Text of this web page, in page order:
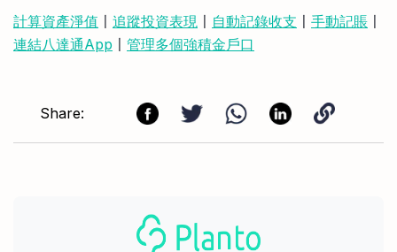
計算資產淨值 〡 追蹤投資表現 〡 自動記錄收支 〡 手動記賬 〡
連結八達通App 〡 管理多個強積金戶口
Share: